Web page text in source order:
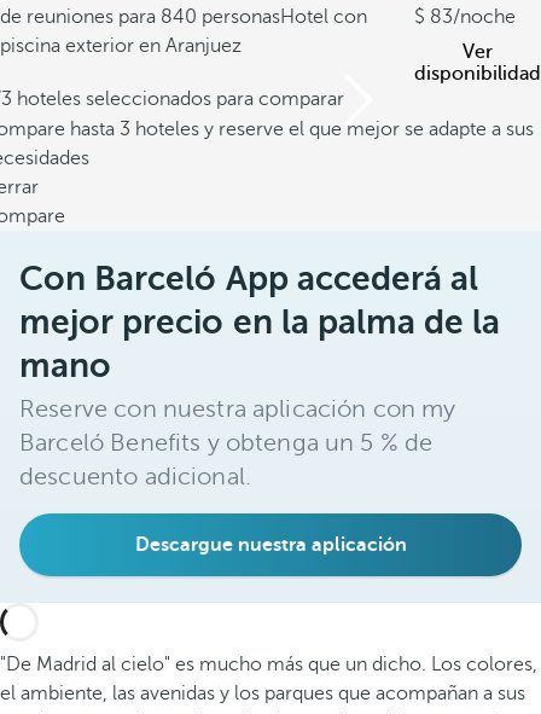
de reuniones para 840 personasHotel con
piscina exterior en Aranjuez
83/noche
Ver
disponibilidad
hoteles seleccionados para comparar
hasta 3 hoteles y reserve el que mejor se adapte a sus
Con Barceló App accederá al
mejor precio en la palma de la
mano
Reserve con nuestra aplicación con my
Barceló Benefits y obtenga un 5 % de
descuento adicional.
Descargue nuestra aplicación
"De Madrid al cielo" es mucho más que un dicho. Los colores,
el ambiente, las avenidas y los parques que acompañan a sus